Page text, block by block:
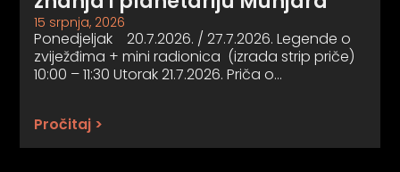
15 srpnja, 2026
Ponedjeljak 20.7.2026. / 27.7.2026. Legende o
zviježđima + mini radionica (izrada strip priče)
10:00 – 11:30 Utorak 21.7.2026. Priča o…
Pročitaj >